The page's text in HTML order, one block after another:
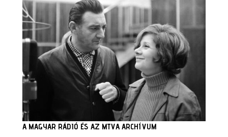
A MAGYAR RÁDIÓ ÉS AZ MTVA ARCHÍVUM